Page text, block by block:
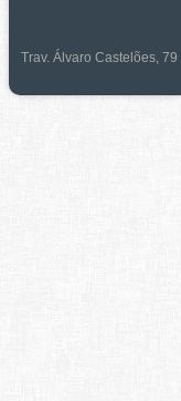
Trav. Álvaro Castelões,